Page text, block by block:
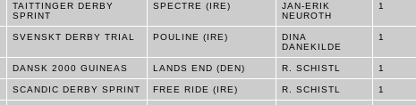
TAITTINGER DERBY
SPRINT
SPECTRE (IRE)
JAN-ERIK
NEUROTH
1
SVENSKT DERBY TRIAL POULINE (IRE)
DINA
DANEKILDE
1
DANSK 2000 GUINEAS LANDS END (DEN) R. SCHISTL 1
SCANDIC DERBY SPRINT FREE RIDE (IRE) R. SCHISTL 1